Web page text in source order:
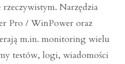
Narzędzia
Pro / WinPower oraz
m.in. monitoring wielu
testów, logi, wiadomości